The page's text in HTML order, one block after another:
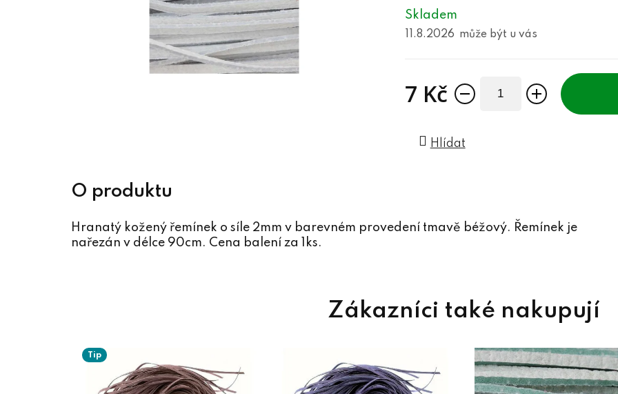
Skladem
11.8.2026
7 Kč
Hlídat
Hranatý kožený řemínek o síle 2mm v barevném provedení tmavě béžový. Řemínek je
nařezán v délce 90cm. Cena balení za 1ks.
Tip